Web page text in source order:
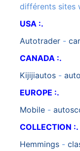
différents sites
USA :.
autotrader -
CANADA :.
kijijiautos -
EUROPE :.
mobile -
COLLECTION :.
hemmings -